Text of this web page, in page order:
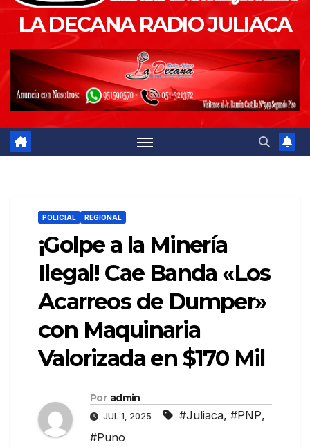
LA DECANA RADIO JULIACA
POLICIAL REGIONAL
¡Golpe a la Minería
Ilegal! Cae Banda «Los
Acarreos de Dumper»
con Maquinaria
Valorizada en $170 Mil
Por admin
JUL 1, 2025 #Juliaca, #PNP,
#Puno